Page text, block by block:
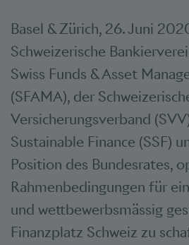
Basel & Zürich, 26. Juni
Schweizerische
Swiss Funds & Asset
(SFAMA), der
Versicherungsverband
Sustainable Finance (SSF)
Position des Bundesrates,
Rahmenbedingungen für
und wettbewerbsmässig
Finanzplatz Schweiz zu